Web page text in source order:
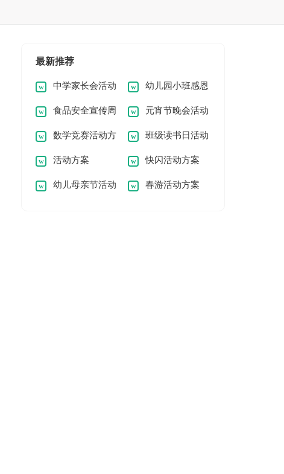
最新推荐
中学家长会活动
方案
幼儿园小班感恩
节主题活动
食品安全宣传周
活动方案
元宵节晚会活动
方案
数学竞赛活动方
案
班级读书日活动
方案
活动方案 快闪活动方案
幼儿母亲节活动 春游活动方案